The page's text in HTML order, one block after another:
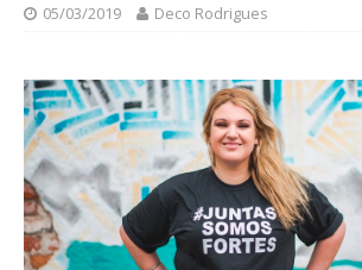
05/03/2019 Deco Rodrigues